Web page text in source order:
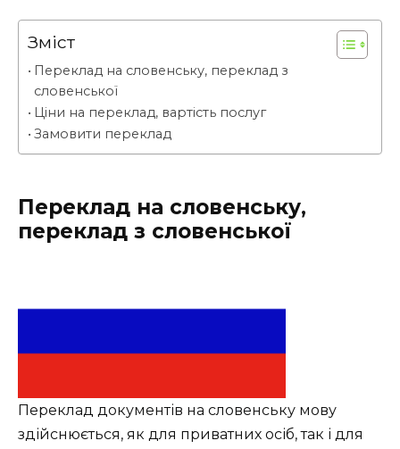
Зміст
Переклад на словенську, переклад з
словенської
Ціни на переклад, вартість послуг
Замовити переклад
Переклад на словенську,
переклад з словенської
Переклад документів на словенську мову
здійснюється, як для приватних осіб, так і для